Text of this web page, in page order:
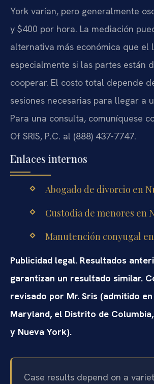
York varían, pero generalmente
y $400 por hora. La mediación
alternativa más económica que el
especialmente si las partes están
cooperar. El costo total depende
sesiones necesarias para llegar a
Para una consulta, comuníquese
Of SRIS, P.C. al (888) 437-7747.
Enlaces internos
Abogado de divorcio en
Custodia de menores en
Manutención conyugal
Publicidad legal. Resultados
garantizan un resultado similar.
revisado por Mr. Sris (admitido
Maryland, el Distrito de
y Nueva York).
Case results depend on a